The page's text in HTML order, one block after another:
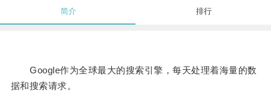
简介 排行
Google作为全球最大的搜索引擎，每天处理着海量的数
据和搜索请求。